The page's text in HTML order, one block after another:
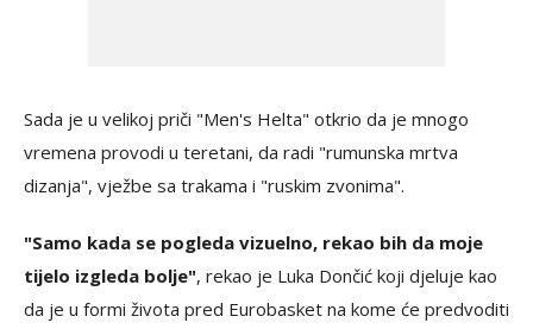
Sada je u velikoj priči "Men's Helta" otkrio da je mnogo
vremena provodi u teretani, da radi "rumunska mrtva
dizanja", vježbe sa trakama i "ruskim zvonima".
"Samo kada se pogleda vizuelno, rekao bih da moje
tijelo izgleda bolje", rekao je Luka Dončić koji djeluje kao
da je u formi života pred Eurobasket na kome će predvoditi